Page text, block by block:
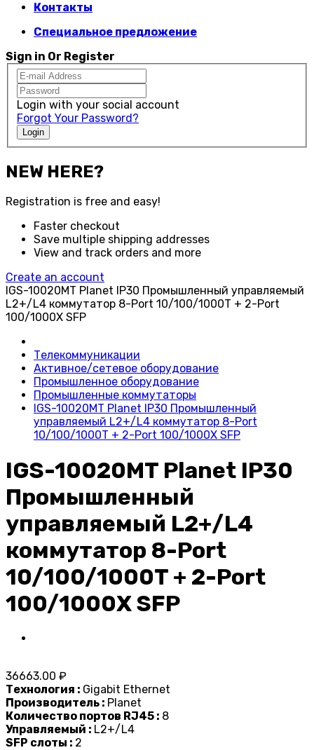
Контакты
Специальное предложение
Sign in Or Register
Login with your social account
Forgot Your Password?
Login
NEW HERE?
Registration is free and easy!
Faster checkout
Save multiple shipping addresses
View and track orders and more
Create an account
IGS-10020MT Planet IP30 Промышленный управляемый
L2+/L4 коммутатор 8-Port 10/100/1000T + 2-Port
100/1000X SFP
Телекоммуникации
Активное/сетевое оборудование
Промышленное оборудование
Промышленные коммутаторы
IGS-10020MT Planet IP30 Промышленный
управляемый L2+/L4 коммутатор 8-Port
10/100/1000T + 2-Port 100/1000X SFP
IGS-10020MT Planet IP30
Промышленный
управляемый L2+/L4
коммутатор 8-Port
10/100/1000T + 2-Port
100/1000X SFP
36663.00 ₽
Технология : Gigabit Ethernet
Производитель : Planet
Количество портов RJ45 : 8
Управляемый : L2+/L4
SFP слоты : 2